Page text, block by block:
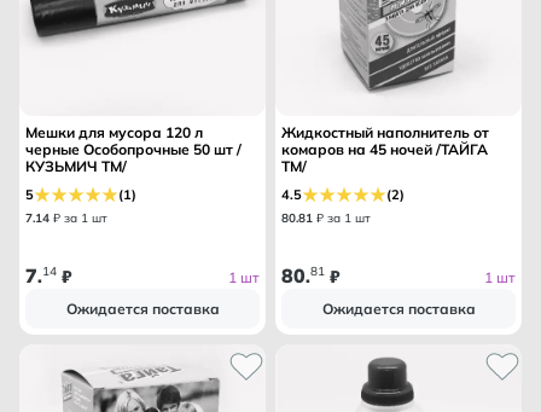
Мешки для мусора 120 л
черные Особопрочные 50 шт /
КУЗЬМИЧ ТМ/
5 (1)
7.14 ₽ за 1 шт
7.14 ₽
1 шт
Ожидается поставка
Жидкостный наполнитель от
комаров на 45 ночей /ТАЙГА
ТМ/
4.5 (2)
80.81 ₽ за 1 шт
80.81 ₽
1 шт
Ожидается поставка